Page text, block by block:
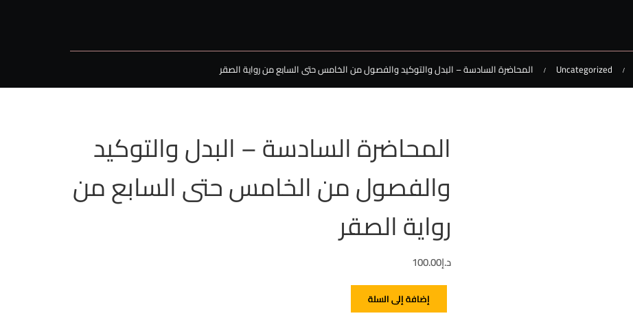
Uncategorized المحاضرة السادسة – البدل والتوكيد والفصول من الخامس حتى السابع من رواية الصقر
المحاضرة السادسة – البدل والتوكيد
والفصول من الخامس حتى السابع من
رواية الصقر
د.إ100.00
إضافة إلى السلة